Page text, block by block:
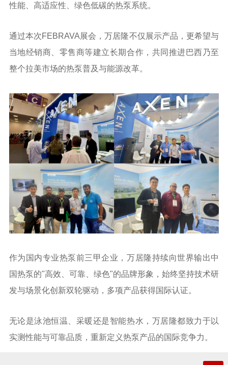
性能、高适应性、绿色低碳的热泵系统。
通过本次FEBRAVA展会，万居隆不仅展示产品，更希望与
当地经销商、零售商等建立长期合作，共同推进巴西乃至
整个拉美市场的热泵普及与能源改革。
作为国内专业热泵前三甲企业，万居隆持续向世界输出中
国热泵的"高效、可靠、绿色"的品牌形象，始终坚持技术研
发与场景化创新双轮驱动，多项产品获得国际认证。
无论是泳池恒温、采暖还是智能热水，万居隆都致力于以
实测性能与可靠品质，重新定义热泵产品的国际竞争力。